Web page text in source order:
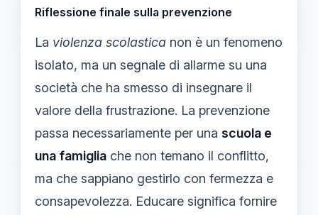
Riflessione finale sulla prevenzione
La violenza scolastica non è un fenomeno
isolato, ma un segnale di allarme su una
società che ha smesso di insegnare il
valore della frustrazione. La prevenzione
passa necessariamente per una scuola e
una famiglia che non temano il conflitto,
ma che sappiano gestirlo con fermezza e
consapevolezza. Educare significa fornire